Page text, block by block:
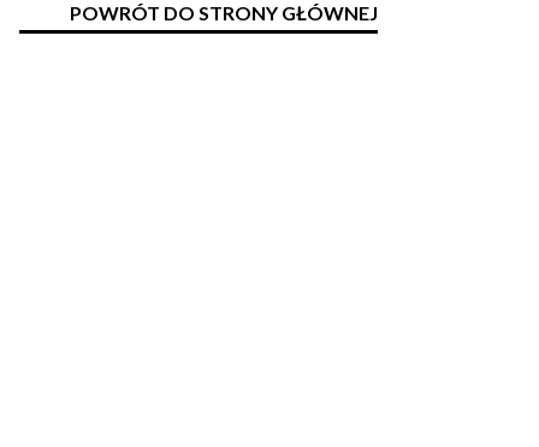
POWRÓT DO STRONY GŁÓWNEJ